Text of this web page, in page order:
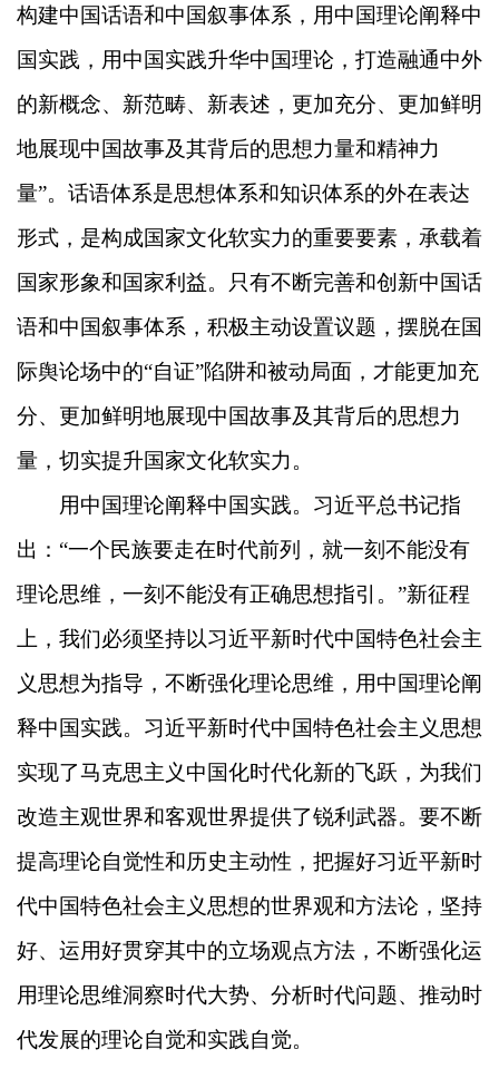
构建中国话语和中国叙事体系，用中国理论阐释中
国实践，用中国实践升华中国理论，打造融通中外
的新概念、新范畴、新表述，更加充分、更加鲜明
地展现中国故事及其背后的思想力量和精神力
量”。话语体系是思想体系和知识体系的外在表达
形式，是构成国家文化软实力的重要要素，承载着
国家形象和国家利益。只有不断完善和创新中国话
语和中国叙事体系，积极主动设置议题，摆脱在国
际舆论场中的“自证”陷阱和被动局面，才能更加充
分、更加鲜明地展现中国故事及其背后的思想力
量，切实提升国家文化软实力。
用中国理论阐释中国实践。习近平总书记指
出：“一个民族要走在时代前列，就一刻不能没有
理论思维，一刻不能没有正确思想指引。”新征程
上，我们必须坚持以习近平新时代中国特色社会主
义思想为指导，不断强化理论思维，用中国理论阐
释中国实践。习近平新时代中国特色社会主义思想
实现了马克思主义中国化时代化新的飞跃，为我们
改造主观世界和客观世界提供了锐利武器。要不断
提高理论自觉性和历史主动性，把握好习近平新时
代中国特色社会主义思想的世界观和方法论，坚持
好、运用好贯穿其中的立场观点方法，不断强化运
用理论思维洞察时代大势、分析时代问题、推动时
代发展的理论自觉和实践自觉。